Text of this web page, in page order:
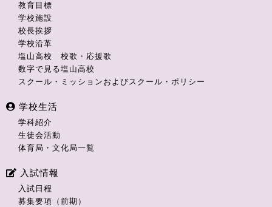
教育目標
学校施設
校長挨拶
学校沿革
塩山高校 校歌・応援歌
数字で見る塩山高校
スクール・ミッションおよびスクール・ポリシー
学校生活
学科紹介
生徒会活動
体育局・文化局一覧
入試情報
入試日程
募集要項（前期）